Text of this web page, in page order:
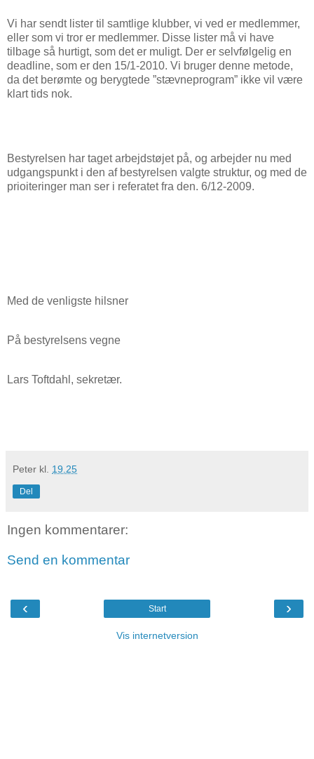
Vi har sendt lister til samtlige klubber, vi ved er medlemmer,
eller som vi tror er medlemmer. Disse lister må vi have
tilbage så hurtigt, som det er muligt. Der er selvfølgelig en
deadline, som er den 15/1-2010. Vi bruger denne metode,
da det berømte og berygtede ”stævneprogram” ikke vil være
klart tids nok.
Bestyrelsen har taget arbejdstøjet på, og arbejder nu med
udgangspunkt i den af bestyrelsen valgte struktur, og med de
prioiteringer man ser i referatet fra den. 6/12-2009.
Med de venligste hilsner
På bestyrelsens vegne
Lars Toftdahl, sekretær.
Peter kl. 19.25
Del
Ingen kommentarer:
Send en kommentar
‹ ›
Start
Vis internetversion